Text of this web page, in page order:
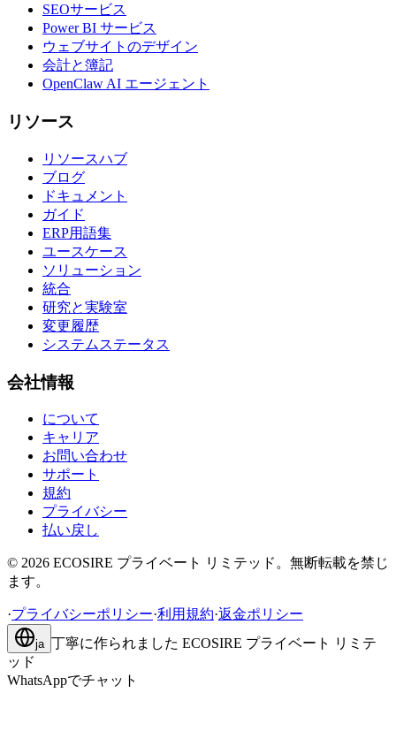
SEOサービス
Power BI サービス
ウェブサイトのデザイン
会計と簿記
OpenClaw AI エージェント
リソース
リソースハブ
ブログ
ドキュメント
ガイド
ERP用語集
ユースケース
ソリューション
統合
研究と実験室
変更履歴
システムステータス
会社情報
について
キャリア
お問い合わせ
サポート
規約
プライバシー
払い戻し
© 2026 ECOSIRE プライベート リミテッド。無断転載を禁じ
ます。
·プライバシーポリシー·利用規約·返金ポリシー
ja 丁寧に作られました ECOSIRE プライベート リミテ
ッド
WhatsAppでチャット